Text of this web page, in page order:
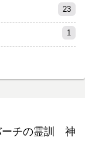
23
1
ーチの霊訓 神